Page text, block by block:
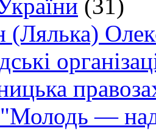
(31)
(Лялька)
—